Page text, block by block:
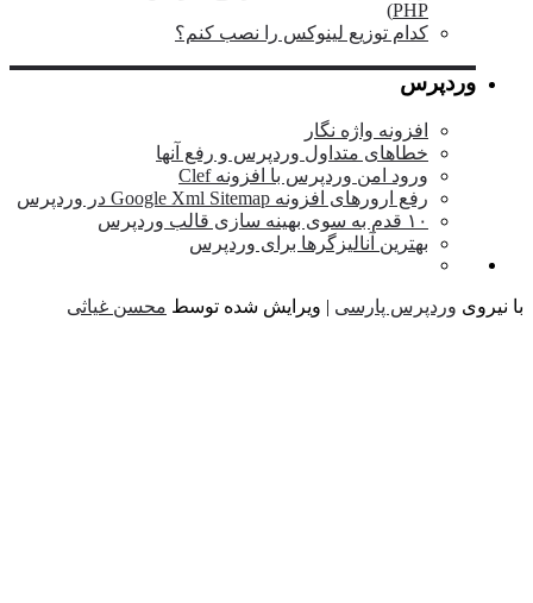
کدام توزیع لینوکس را نصب کنم؟
وردپرس
افزونه واژه نگار
خطاهای متداول وردپرس و رفع آنها
ورود امن وردپرس با افزونه Clef
رفع ارورهای افزونه Google Xml Sitemap در وردپرس
۱۰ قدم به سوی بهینه سازی قالب وردپرس
بهترین آنالیزگرها برای وردپرس
وردپرس پارسی| ویرایش شده توسطمحسن غیاثی